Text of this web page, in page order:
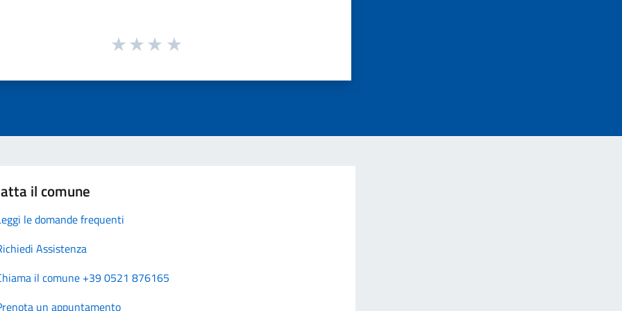
il comune
le domande frequenti
Assistenza
il comune +39 0521 876165
un appuntamento